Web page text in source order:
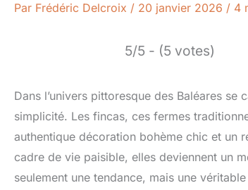
Par Frédéric Delcroix / 20 janvier 2026 / 4
5/5 - (5 votes)
Dans l’univers pittoresque des Baléares
simplicité. Les fincas, ces fermes
authentique décoration bohème chic et un
cadre de vie paisible, elles deviennent un
seulement une tendance, mais une